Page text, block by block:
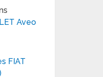
Aveo
FIAT